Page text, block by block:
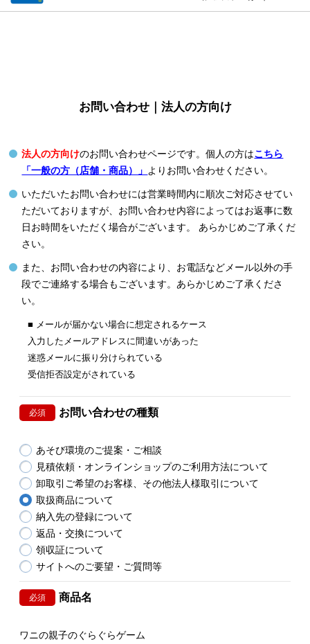
お問い合わせ｜法人の方向け
法人の方向けのお問い合わせページです。個人の方はこちら
「一般の方（店舗・商品）」 よりお問い合わせください。
いただいたお問い合わせには営業時間内に順次ご対応させてい
ただいておりますが、お問い合わせ内容によってはお返事に数
日お時間をいただく場合がございます。 あらかじめご了承くだ
さい。
また、お問い合わせの内容により、お電話などメール以外の手
段でご連絡する場合もございます。あらかじめご了承くださ
い。
■ メールが届かない場合に想定されるケース
入力したメールアドレスに間違いがあった
迷惑メールに振り分けられている
受信拒否設定がされている
必須 お問い合わせの種類
あそび環境のご提案・ご相談
見積依頼・オンラインショップのご利用方法について
卸取引ご希望のお客様、その他法人様取引について
取扱商品について
納入先の登録について
返品・交換について
領収証について
サイトへのご要望・ご質問等
必須 商品名
ワニの親子のぐらぐらゲーム